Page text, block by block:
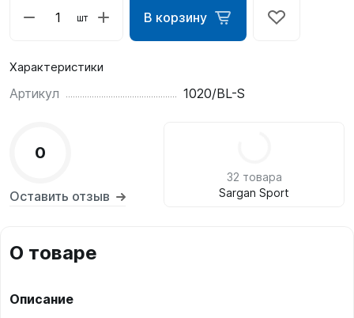
шт В корзину
Характеристики
Артикул 1020/BL-S
0
Оставить отзыв
32 товара
Sargan Sport
О товаре
Описание